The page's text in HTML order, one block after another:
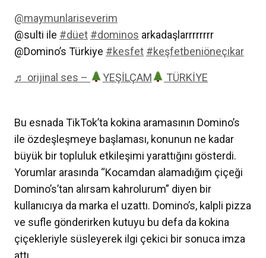
@maymunlariseverim
@sulti ile #düet #dominos arkadaşlarrrrrrrr
@Domino’s Türkiye #kesfet #keşfetbeniöneçıkar
♬ orijinal ses – YEŞİLÇAM TÜRKİYE
Bu esnada TikTok’ta kokina aramasının Domino’s
ile özdeşleşmeye başlaması, konunun ne kadar
büyük bir topluluk etkileşimi yarattığını gösterdi.
Yorumlar arasında “Kocamdan alamadığım çiçeği
Domino’s’tan alırsam kahrolurum” diyen bir
kullanıcıya da marka el uzattı. Domino’s, kalpli pizza
ve sufle gönderirken kutuyu bu defa da kokina
çiçekleriyle süsleyerek ilgi çekici bir sonuca imza
attı.